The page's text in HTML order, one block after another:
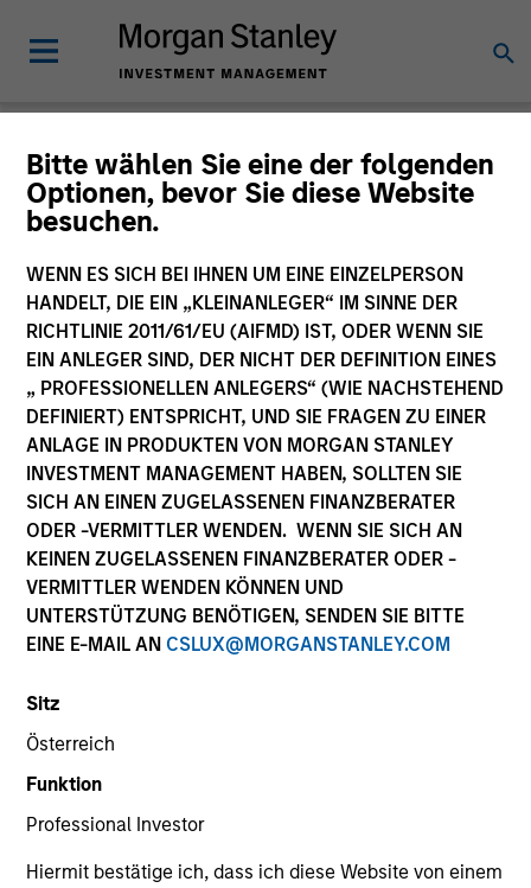
Bitte wählen Sie eine der folgenden
Optionen, bevor Sie diese Website
besuchen.
WENN ES SICH BEI IHNEN UM EINE EINZELPERSON
HANDELT, DIE EIN „KLEINANLEGER“ IM SINNE DER
RICHTLINIE 2011/61/EU (AIFMD) IST, ODER WENN SIE
EIN ANLEGER SIND, DER NICHT DER DEFINITION EINES
„ PROFESSIONELLEN ANLEGERS“ (WIE NACHSTEHEND
DEFINIERT) ENTSPRICHT, UND SIE FRAGEN ZU EINER
ANLAGE IN PRODUKTEN VON MORGAN STANLEY
INVESTMENT MANAGEMENT HABEN, SOLLTEN SIE
SICH AN EINEN ZUGELASSENEN FINANZBERATER
ODER -VERMITTLER WENDEN. WENN SIE SICH AN
KEINEN ZUGELASSENEN FINANZBERATER ODER -
VERMITTLER WENDEN KÖNNEN UND
UNTERSTÜTZUNG BENÖTIGEN, SENDEN SIE BITTE
EINE E-MAIL AN CSLUX@MORGANSTANLEY.COM
Sitz
Österreich
Funktion
Professional Investor
Hiermit bestätige ich, dass ich diese Website von einem
Produktunterlagen
Morgan Stanley Investment Funds
1 Filter
Morgan Stanley
Investment Funds
Select up to 73 Produkte
Absolute Return
ISIN: LU2607191140
Global Macro Fund
Investment Team: